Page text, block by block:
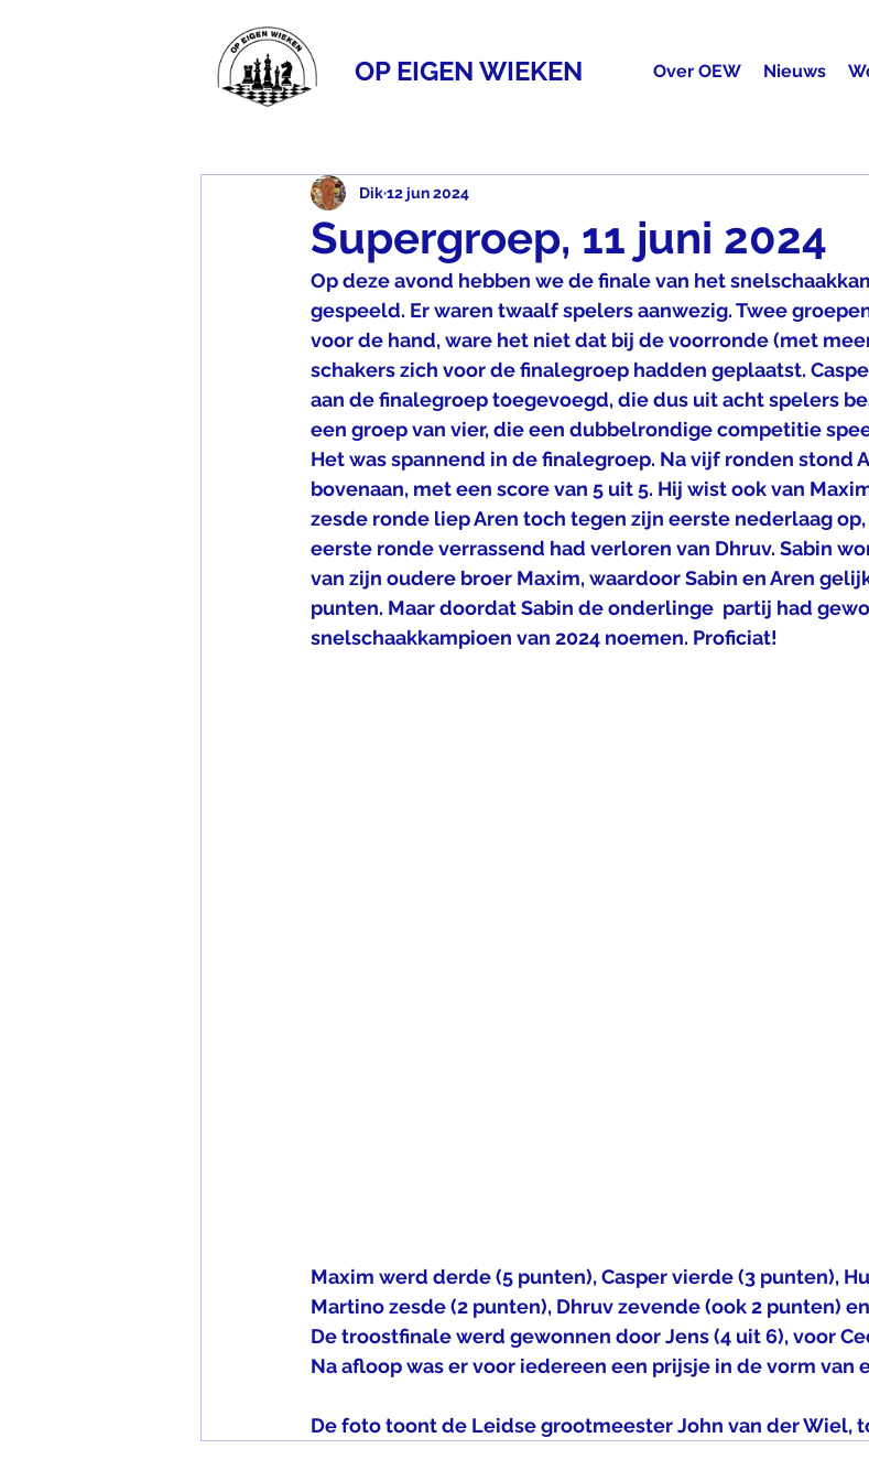
OP EIGEN WIEKEN Over OEW Nieuws
Supergroep, 11 juni 2024
Dik12 jun 2024
Op deze avond hebben we de finale van het
gespeeld. Er waren twaalf spelers aanwezig. Twee
voor de hand, ware het niet dat bij de voorronde (met
schakers zich voor de finalegroep hadden geplaatst.
aan de finalegroep toegevoegd, die dus uit acht spelers
een groep van vier, die een dubbelrondige competitie
Het was spannend in de finalegroep. Na vijf ronden stond
bovenaan, met een score van 5 uit 5. Hij wist ook van
zesde ronde liep Aren toch tegen zijn eerste nederlaag
eerste ronde verrassend had verloren van Dhruv. Sabin
van zijn oudere broer Maxim, waardoor Sabin en Aren
punten. Maar doordat Sabin de onderlinge  partij had
snelschaakkampioen van 2024 noemen. Proficiat!
Maxim werd derde (5 punten), Casper vierde (3 punten),
Martino zesde (2 punten), Dhruv zevende (ook 2 punten)
De troostfinale werd gewonnen door Jens (4 uit 6), voor
Na afloop was er voor iedereen een prijsje in de vorm van
De foto toont de Leidse grootmeester John van der Wiel,